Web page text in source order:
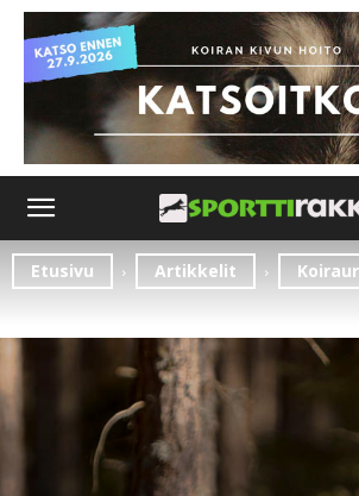
Etusivu Artikkelit